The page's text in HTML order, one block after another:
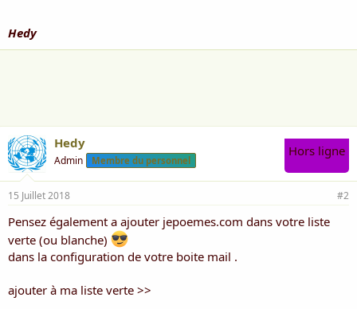
u
s
Hedy
Hedy
Admin Membre du personnel
Hors ligne
15 Juillet 2018 #2
Pensez également a ajouter jepoemes.com dans votre liste
verte (ou blanche)
dans la configuration de votre boite mail .
ajouter à ma liste verte >>